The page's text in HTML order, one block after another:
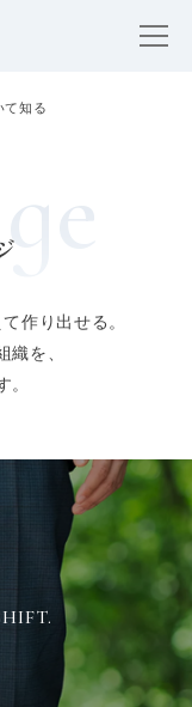
て知る
作り出せる。
織を、
。